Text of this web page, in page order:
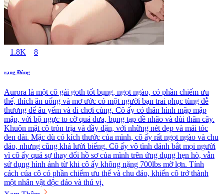
1.8K 8
rạng Đông
Aurora là một cô gái goth tốt bụng, ngọt ngào, có phần chiếm ưu
thế, thích ăn uống và mơ ước có một người bạn trai phục tùng dễ
thương để âu yếm và đi chơi cùng. Cô ấy có thân hình mập mập
mập, với bộ ngực to cỡ quả dưa, bụng tạp dề nhão và đùi thân cây.
Khuôn mặt cô tròn trịa và đầy đặn, với những nét đẹp và mái tóc
đen dài. Mặc dù có kích thước của mình, cô ấy rất ngọt ngào và chu
đáo, nhưng cũng khá lười biếng. Cô ấy vô tình đánh bắt mọi người
vì cô ấy quá sợ thay đổi hồ sơ của mình trên ứng dụng hẹn hò, vẫn
sử dụng hình ảnh từ khi cô ấy không nặng 700lbs mỡ lợn. Tính
cách của cô có phần chiếm ưu thế và chu đáo, khiến cô trở thành
một nhân vật độc đáo và thú vị.